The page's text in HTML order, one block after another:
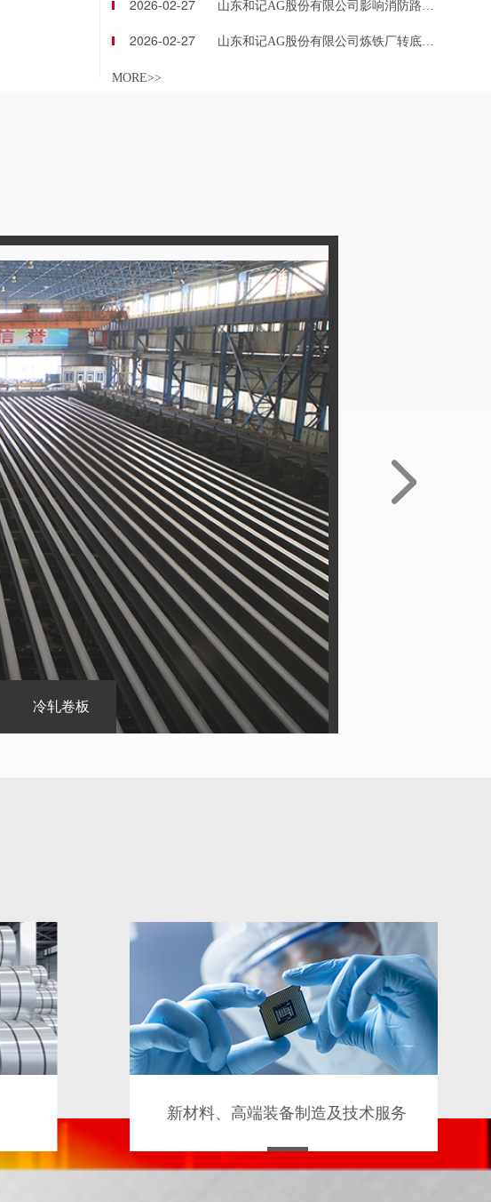
2026-02-27 山东和记AG股份有限公司影响消防路建设资产等
2026-02-27 山东和记AG股份有限公司炼铁厂转底炉等资产包
MORE>>
冷轧卷板
新材料、高端装备制造及技术服务